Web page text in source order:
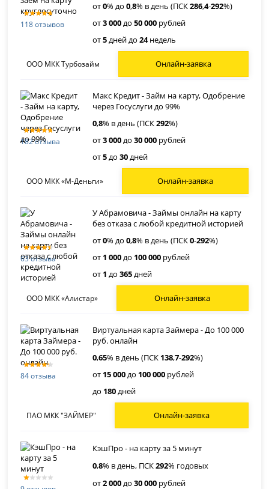
118 отзывов
от0% до0,8% в день (ПСК286,4-292%)
от3 000до50 000 рублей
от5дней до24недель
ООО МКК Турбозайм Онлайн-заявка
182 отзыва
Макс Кредит - Займ на карту, Одобрение
через Госуслуги до 99%
0,8% в день (ПСК292%)
от3 000до30 000 рублей
от5до30дней
ООО МКК «М-Деньги» Онлайн-заявка
63 отзыва
У Абрамовича - Займы онлайн на карту
без отказа с любой кредитной историей
от0% до0,8% в день (ПСК0-292%)
от 1 000до 100 000 рублей
от 1 до365дней
ООО МКК «Алистар» Онлайн-заявка
84 отзыва
Виртуальная карта Займера - До 100 000
руб. онлайн
0,65% в день (ПСК 138,7-292%)
от 15 000до 100 000 рублей
до 180дней
ПАО МКК "ЗАЙМЕР" Онлайн-заявка
КэшПро - на карту за 5 минут
0,8% в день, ПСК292% годовых
от2 000до30 000 рублей